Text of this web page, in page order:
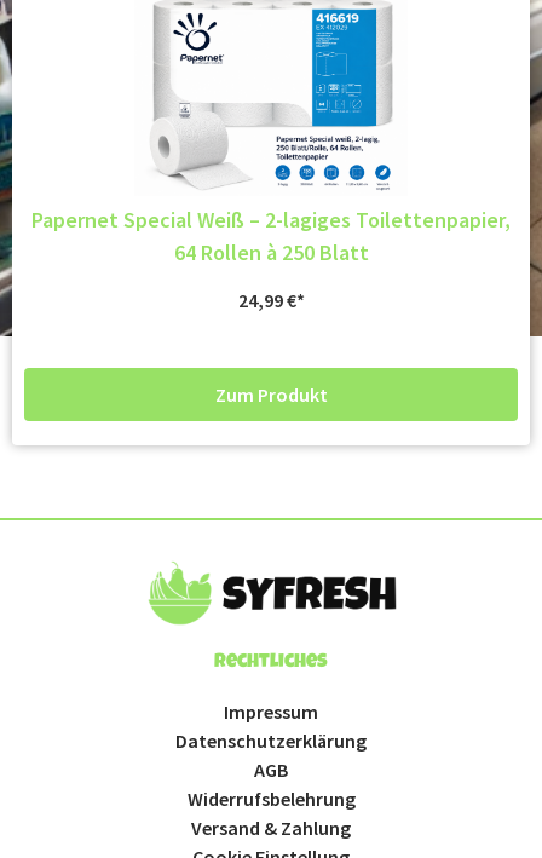
Papernet Special Weiß – 2-lagiges Toilettenpapier,
64 Rollen à 250 Blatt
24,99€
Zum Produkt
Rechtliches
Impressum
Datenschutzerklärung
AGB
Widerrufsbelehrung
Versand & Zahlung